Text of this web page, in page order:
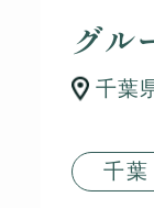
グル
千葉
千葉